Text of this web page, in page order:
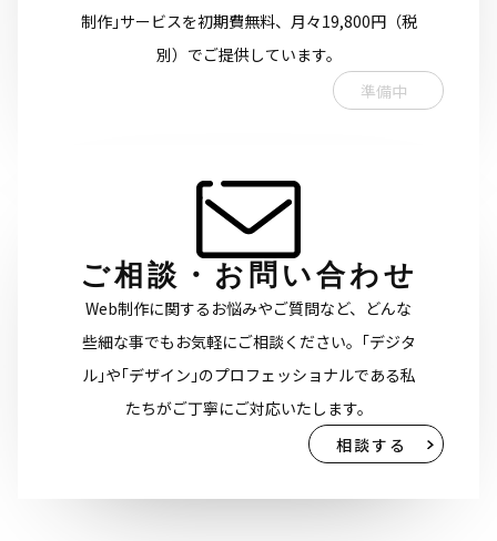
制作｣サービスを初期費無料、月々19,800円（税
別）でご提供しています。
準備中
ご相談・お問い合わせ
Web制作に関するお悩みやご質問など、どんな
些細な事でもお気軽にご相談ください。｢デジタ
ル｣や｢デザイン｣のプロフェッショナルである私
たちがご丁寧にご対応いたします。
相談する